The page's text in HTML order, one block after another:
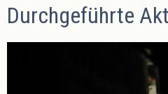
Durchgeführte